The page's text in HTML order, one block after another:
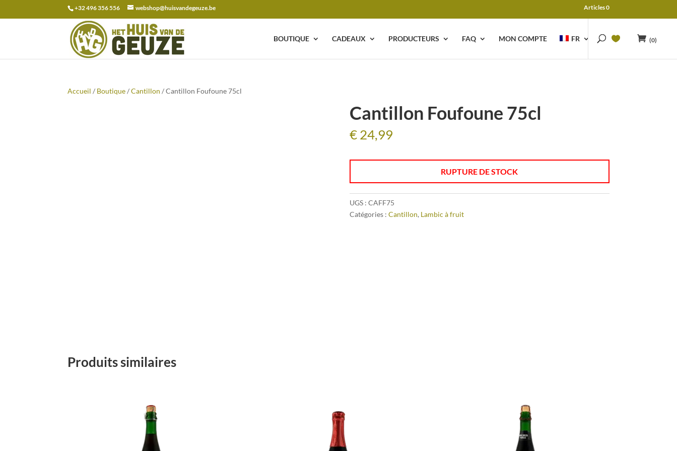
+32 496 356 556 webshop@huisvandegeuze.be Articles 0
BOUTIQUE CADEAUX PRODUCTEURS FAQ MON COMPTE FR (0)
Recherche
pour :
Accueil / Boutique/Cantillon / Cantillon Foufoune 75cl
Cantillon Foufoune 75cl
€24,99
RUPTURE DE STOCK
UGS : CAFF75
Catégories : Cantillon, Lambic à fruit
Produits similaires